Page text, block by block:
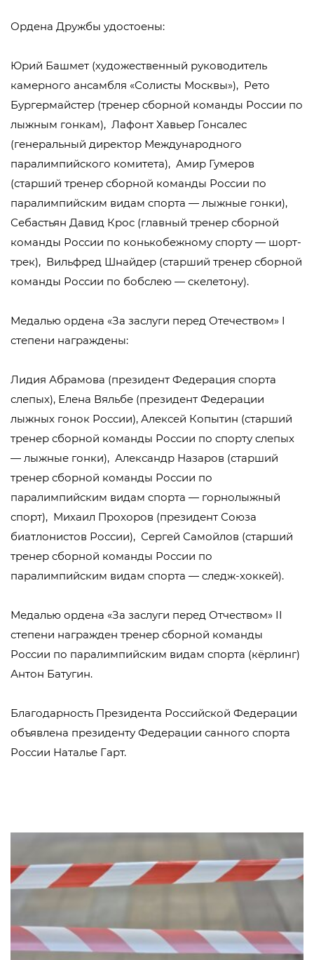
Ордена Дружбы удостоены:
Юрий Башмет (художественный руководитель
камерного ансамбля «Солисты Москвы»), Рето
Бургермайстер (тренер сборной команды России по
лыжным гонкам), Лафонт Хавьер Гонсалес
(генеральный директор Международного
паралимпийского комитета), Амир Гумеров
(старший тренер сборной команды России по
паралимпийским видам спорта — лыжные гонки),
Себастьян Давид Крос (главный тренер сборной
команды России по конькобежному спорту — шорт-
трек), Вильфред Шнайдер (старший тренер сборной
команды России по бобслею — скелетону).
Медалью ордена «За заслуги перед Отечеством» I
степени награждены:
Лидия Абрамова (президент Федерация спорта
слепых), Елена Вяльбе (президент Федерации
лыжных гонок России), Алексей Копытин (старший
тренер сборной команды России по спорту слепых
— лыжные гонки), Александр Назаров (старший
тренер сборной команды России по
паралимпийским видам спорта — горнолыжный
спорт), Михаил Прохоров (президент Союза
биатлонистов России), Сергей Самойлов (старший
тренер сборной команды России по
паралимпийским видам спорта — следж-хоккей).
Медалью ордена «За заслуги перед Отчеством» II
степени награжден тренер сборной команды
России по паралимпийским видам спорта (кёрлинг)
Антон Батугин.
Благодарность Президента Российской Федерации
объявлена президенту Федерации санного спорта
России Наталье Гарт.